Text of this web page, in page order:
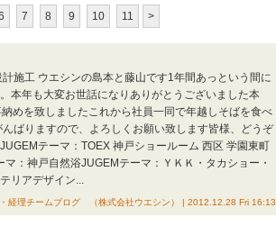
7 8 9 10 11 >
施工 ウエシンの島本と藤山です1年間あっという間に
本年も大変お世話になりありがとうございました本
めを致しましたこれから社員一同で年越しそばを食べ
ばりますので、よろしくお願い致します皆様、どうぞ
テーマ：TOEX 神戸ショールーム 西区 学園東町
：神戸自然浴JUGEMテーマ：ＹＫＫ・タカショー・
リアデザイン...
経理チームブログ （株式会社ウエシン） | 2012.12.28 Fri 16:13